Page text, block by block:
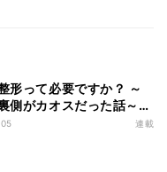
形って必要ですか？ ～
側がカオスだった話～
】キャバ嬢をNo.1に押し
連載